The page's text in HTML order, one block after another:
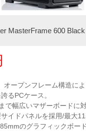
MasterFrame 600 Black
オープンフレーム構造に
るPCケース。
で幅広いマザーボードに
イドパネルを採用/最大
のグラフィックボー